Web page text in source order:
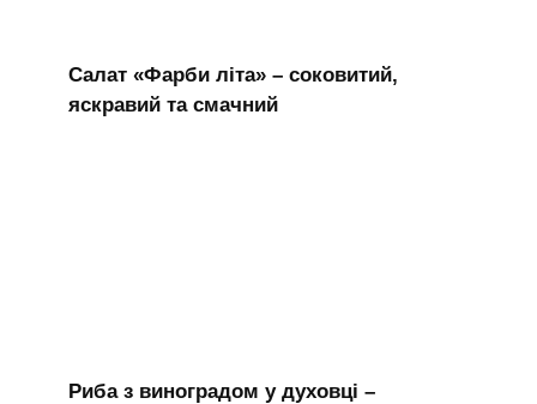
Салат «Фарби літа» – соковитий,
яскравий та смачний
Риба з виноградом у духовці –